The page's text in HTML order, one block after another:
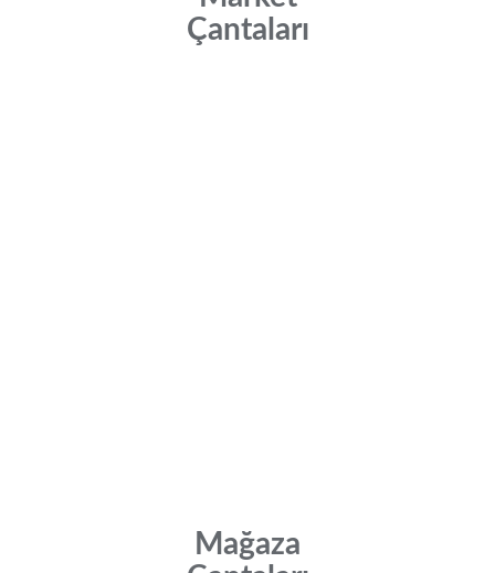
Çantaları
Mağaza